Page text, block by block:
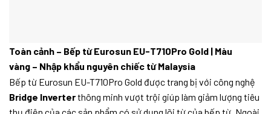
Toàn cảnh – Bếp từ Eurosun EU-T710Pro Gold | Màu
vàng – Nhập khẩu nguyên chiếc từ Malaysia
Bếp từ Eurosun EU-T710Pro Gold được trang bị với công nghệ
Bridge Inverterthông minh vượt trội giúp làm giảm lượng tiêu
thụ điện của các sản phẩm có sử dụng lõi từ của bếp từ. Ngoài